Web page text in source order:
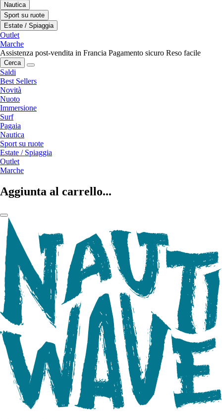
Nautica
Sport su ruote
Estate / Spiaggia
Outlet
Marche
Assistenza post-vendita in Francia Pagamento sicuro Reso facile
Cerca
Saldi
Best Sellers
Novità
Nuoto
Immersione
Surf
Pagaia
Nautica
Sport su ruote
Estate / Spiaggia
Outlet
Marche
Aggiunta al carrello...